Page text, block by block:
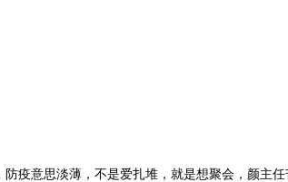
疫意思淡薄，不是爱扎堆，就是想聚会，颜主